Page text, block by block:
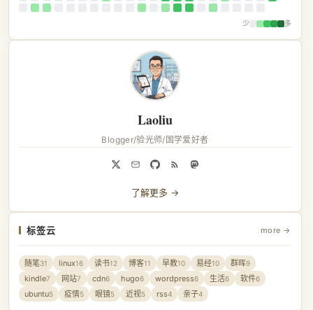
少 多
Laoliu
Blogger/验光师/国学爱好者
了解更多 →
标签云 more →
随笔31 linux16 读书12 博客11 早教10 易经10 群晖9
kindle7 网站7 cdn6 hugo6 wordpress6 生活6 软件6
ubuntu5 疫情5 眼镜5 近视5 rss4 亲子4